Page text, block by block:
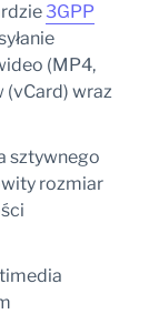
3GPP
(MP4,
(vCard) wraz
sztywnego
rozmiar